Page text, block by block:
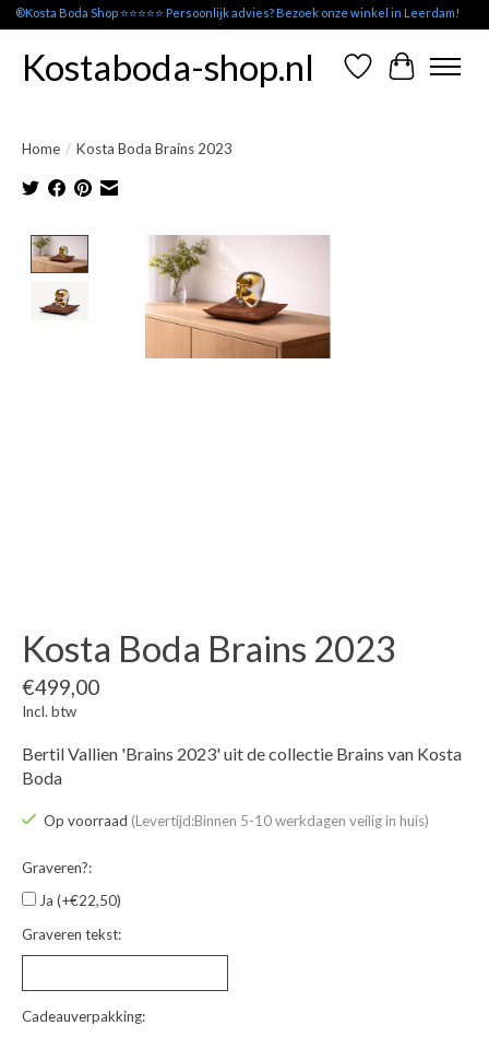
®Kosta Boda Shop ⭐⭐⭐⭐⭐ Persoonlijk advies? Bezoek onze winkel in Leerdam!
Kostaboda-shop.nl Verlanglijst
Home / Kosta Boda Brains 2023
Product image slideshow Items
Kosta Boda Brains 2023
€499,00
Incl. btw
Bertil Vallien 'Brains 2023' uit de collectie Brains van Kosta
Boda
Op voorraad (Levertijd:Binnen 5-10 werkdagen veilig in huis)
Graveren?:
Ja (+€22,50)
Graveren tekst:
Cadeauverpakking: